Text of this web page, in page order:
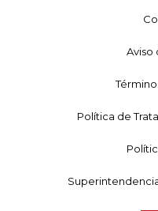
Aviso
Política de